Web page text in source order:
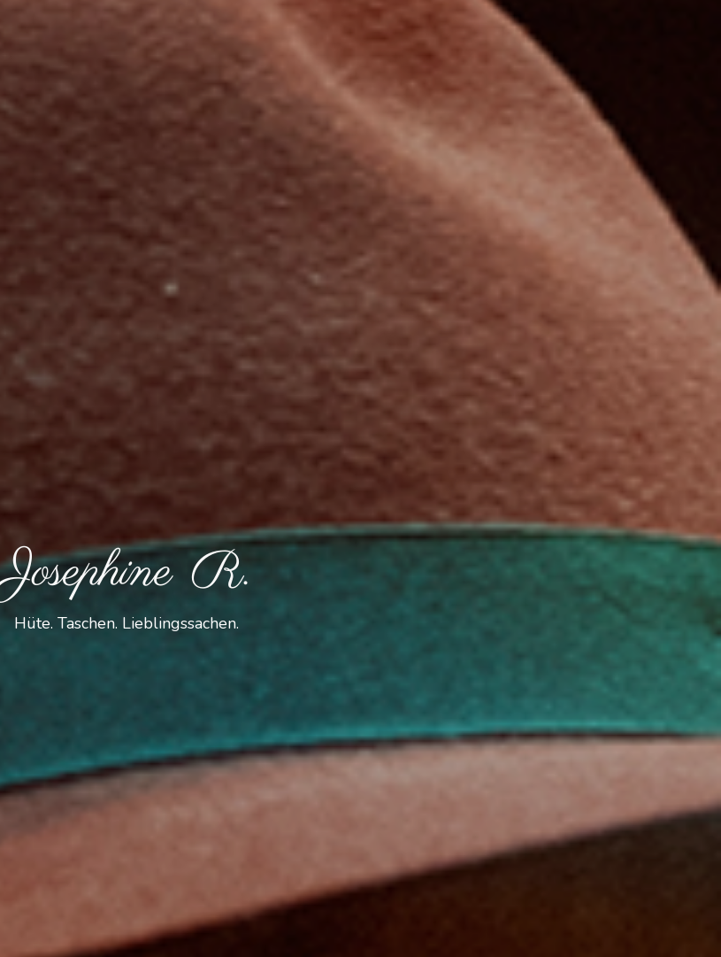
Josephine R.
Hüte. Taschen. Lieblingssachen.